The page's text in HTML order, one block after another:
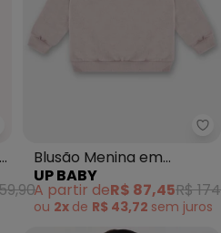
Baby - Casaco em Tricô
Blusão Menina em
Moletom (Rosa)
UP BABY
A partir deR$ 87,45R$
ou 2x de R$ 43,72 sem juros